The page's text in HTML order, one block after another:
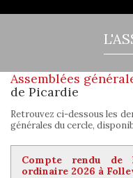
Assemblées
de Picardie
Retrouvez ci-dessous les
générales du cercle,
Compte rendu de
ordinaire 2026 à